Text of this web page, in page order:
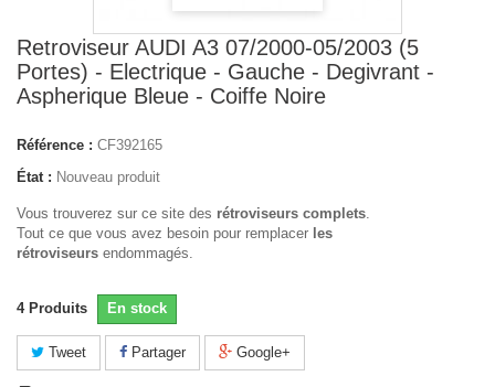
Retroviseur AUDI A3 07/2000-05/2003 (5
Portes) - Electrique - Gauche - Degivrant -
Aspherique Bleue - Coiffe Noire
Référence : CF392165
État : Nouveau produit
Vous trouverez sur ce site des rétroviseurs complets.
Tout ce que vous avez besoin pour remplacer les
rétroviseurs endommagés.
4 Produits En stock
Tweet Partager Google+